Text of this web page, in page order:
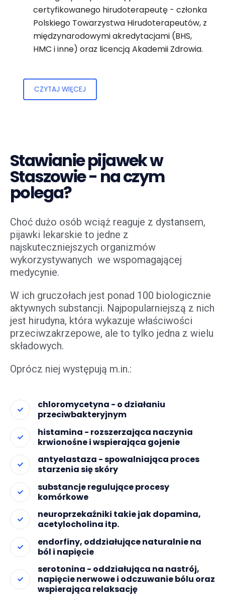
certyfikowanego hirudoterapeutę - członka
Polskiego Towarzystwa Hirudoterapeutów, z
międzynarodowymi akredytacjami (BHS,
HMC i inne) oraz licencją Akademii Zdrowia.
CZYTAJ WIĘCEJ
Stawianie pijawek w
Staszowie - na czym
polega?
Choć dużo osób wciąż reaguje z dystansem,
pijawki lekarskie to jedne z
najskuteczniejszych organizmów
wykorzystywanych we wspomagającej
medycynie.
W ich gruczołach jest ponad 100 biologicznie
aktywnych substancji. Najpopularniejszą z nich
jest hirudyna, która wykazuje właściwości
przeciwzakrzepowe, ale to tylko jedna z wielu
składowych.
Oprócz niej występują m.in.:
chloromycetyna - o działaniu
przeciwbakteryjnym
histamina - rozszerzająca naczynia
krwionośne i wspierająca gojenie
antyelastaza - spowalniająca proces
starzenia się skóry
substancje regulujące procesy
komórkowe
neuroprzekaźniki takie jak dopamina,
acetylocholina itp.
endorfiny, oddziałujące naturalnie na
ból i napięcie
serotonina - oddziałująca na nastrój,
napięcie nerwowe i odczuwanie bólu oraz
wspierająca relaksację